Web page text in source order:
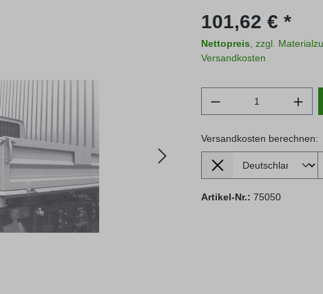
Regulärer Preis:
101,62 € *
Nettopreis , zzgl.
Versandkosten
Produkt
Versandkosten berechnen:
Lieferland
Versandkosten berechnen:
Artikel-Nr.: 75050